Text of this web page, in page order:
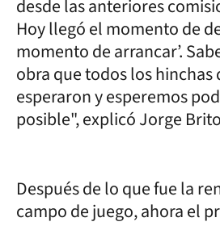
desde las anteriores
Hoy llegó el momento de
momento de arrancar’.
obra que todos los
esperaron y esperemos
posible", explicó Jorge
Después de lo que fue la
campo de juego, ahora el